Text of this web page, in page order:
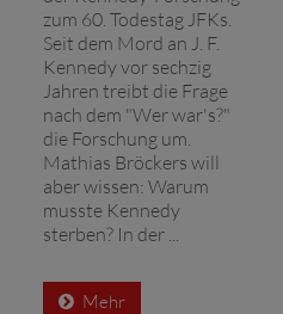
zum 60. Todestag JFKs.
Seit dem Mord an J. F.
Kennedy vor sechzig
Jahren treibt die Frage
nach dem "Wer war's?"
die Forschung um.
Mathias Bröckers will
aber wissen: Warum
musste Kennedy
sterben? In der ...
Mehr